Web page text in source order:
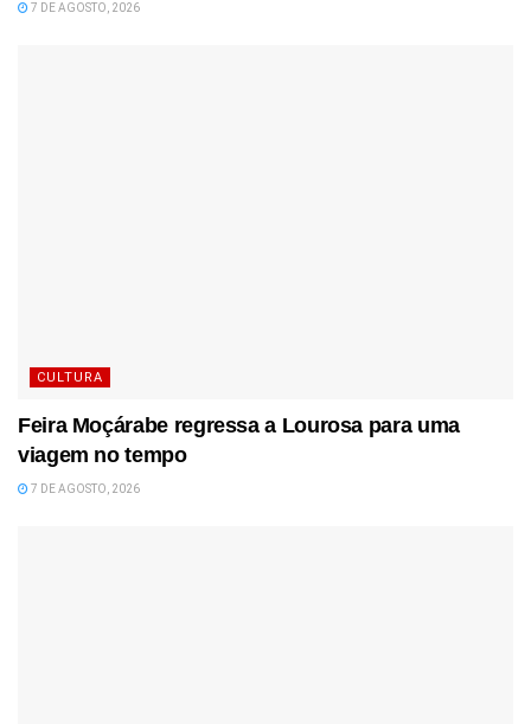
7 DE AGOSTO, 2026
CULTURA
Feira Moçárabe regressa a Lourosa para uma
viagem no tempo
7 DE AGOSTO, 2026